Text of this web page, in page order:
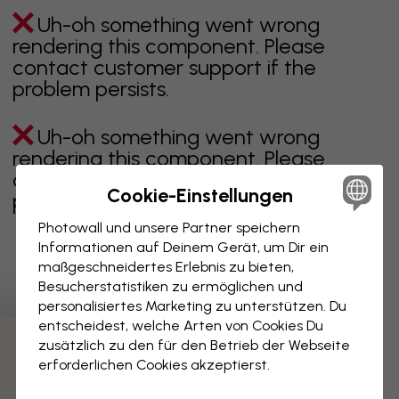
Uh-oh something went wrong
rendering this component. Please
contact customer support if the
problem persists.
Uh-oh something went wrong
rendering this component. Please
contact customer support if the
problem persists.
Zeigt Seite 1 von 1 Seiten
Weitere Kategorien entdecken
Cookie-Einstellungen
Photowall und unsere Partner speichern
Informationen auf Deinem Gerät, um Dir ein
maßgeschneidertes Erlebnis zu bieten,
Besucherstatistiken zu ermöglichen und
personalisiertes Marketing zu unterstützen. Du
entscheidest, welche Arten von Cookies Du
zusätzlich zu den für den Betrieb der Webseite
erforderlichen Cookies akzeptierst.